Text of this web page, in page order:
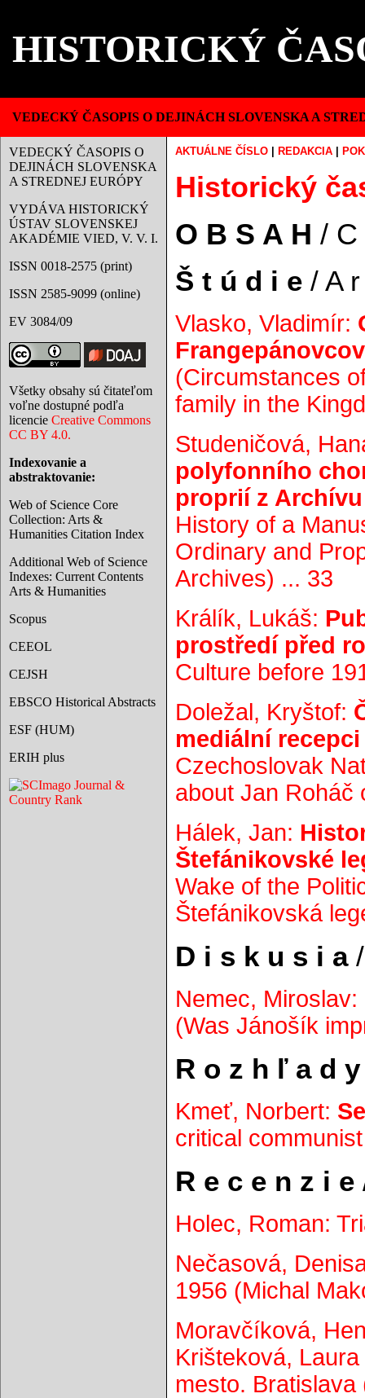
HISTORICKÝ
VEDECKÝ ČASOPIS O DEJINÁCH SLOVENSKA A
VEDECKÝ ČASOPIS O
DEJINÁCH SLOVENSKA
A STREDNEJ EURÓPY
VYDÁVA HISTORICKÝ
ÚSTAV SLOVENSKEJ
AKADÉMIE VIED, V. V. I.
ISSN 0018-2575 (print)
ISSN 2585-9099 (online)
EV 3084/09
Všetky obsahy sú čitateľom
voľne dostupné podľa
licencie Creative Commons
CC BY 4.0.
Indexovanie a
abstraktovanie:
Web of Science Core
Collection: Arts &
Humanities Citation Index
Additional Web of Science
Indexes: Current Contents
Arts & Humanities
Scopus
CEEOL
CEJSH
EBSCO Historical Abstracts
ESF (HUM)
ERIH plus
AKTUÁLNE ČÍSLO REDAKCIA
Historický
O B S A H / C
Š t ú d i e / A
Vlasko, Vladimír:
(Circumstances
family in the
Studeničová,
polyfonního
proprií z
History of a
Ordinary and
Archives) ... 33
Králík, Lukáš:
prostředí před
Culture before
Doležal, Kryštof:
mediální
Czechoslovak
about Jan Roháč
Hálek, Jan:
Štefánikovské
Wake of the
Štefánikovská
D i s k u s i a/
Nemec, Miroslav:
(Was Jánošík
R o z h ľ a d y
Kmeť, Norbert:
critical
R e c e n z i e
Holec, Roman:
Nečasová,
1956 (Michal
Moravčíková,
Krišteková,
mesto.